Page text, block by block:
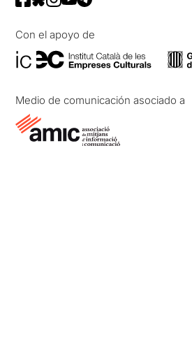
Con el apoyo de
Medio de comunicación asociado a